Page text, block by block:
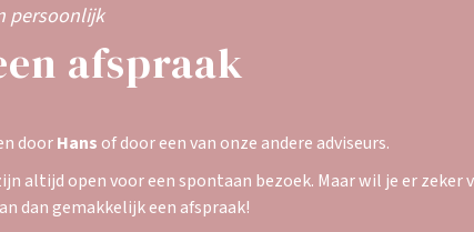
persoonlijk
afspraak
doorHans of door een van onze andere adviseurs.
altijd open voor een spontaan bezoek. Maar wil je er zeker
dan gemakkelijk een afspraak!